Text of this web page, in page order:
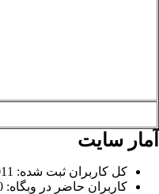
آمار سایت
کل کاربران ثبت شده: 2011 کاربر
کاربران حاضر در وبگاه: 0 کاربر